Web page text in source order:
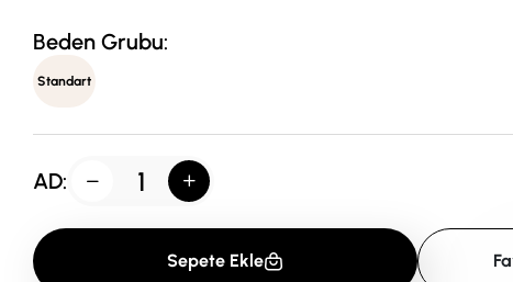
Beden Grubu:
Standart
AD:
Sepete Ekle